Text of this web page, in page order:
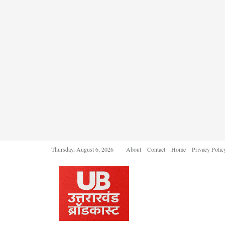
Thursday, August 6, 2026 About Contact Home Privacy